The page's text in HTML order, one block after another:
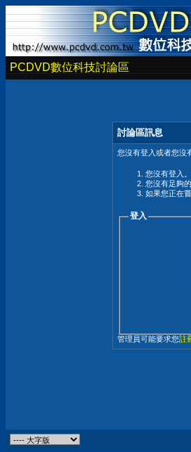
PCDVD數位科技討論區
討論區訊息
您沒有登入或者您沒
您沒有登入
您沒有足夠
如果您正在
登入
管理員可能要求您註